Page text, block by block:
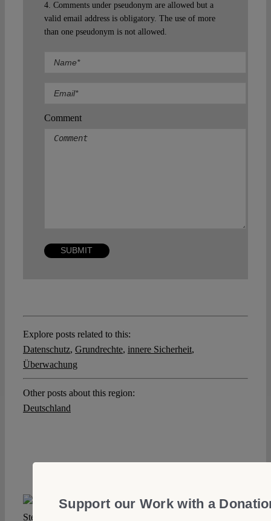
4. Comments under pseudonym are allowed but a
valid email address is obligatory. The use of more
than one pseudonym is not allowed.
Comment
Explore posts related to this:
Datenschutz, Grundrechte, innere Sicherheit,
Überwachung
Other posts about this region:
Deutschland
Support our Work with a